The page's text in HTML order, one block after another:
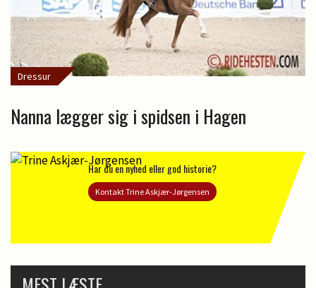
Dressur
Nanna lægger sig i spidsen i Hagen
Har du en nyhed eller god historie?
Kontakt Trine Askjær-Jørgensen